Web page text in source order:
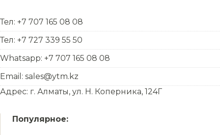
Тел: +7 707 165 08 08
Тел: +7 727 339 55 50
Whatsapp: +7 707 165 08 08
Email: sales@ytm.kz
Адрес: г. Алматы, ул. Н. Коперника, 124Г
Популярное: